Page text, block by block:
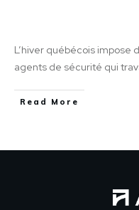
L’hiver québécois impose
agents de sécurité qui
Read More